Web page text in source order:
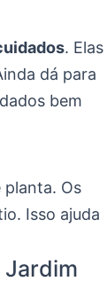
. Elas
dá para
bem
planta. Os
Isso ajuda
Jardim